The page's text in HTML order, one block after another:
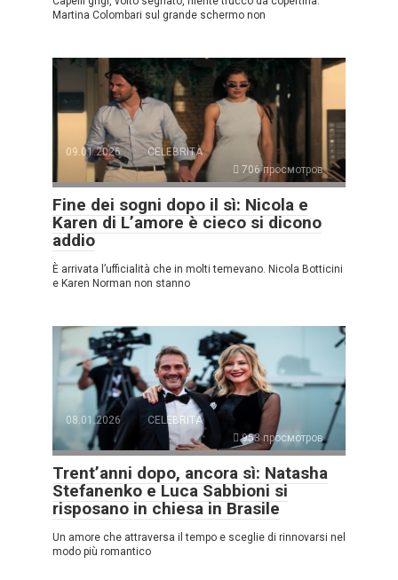
Martina Colombari sul grande schermo non
09.01.2026
CELEBRITÀ
706 просмотров
Fine dei sogni dopo il sì: Nicola e
Karen di L’amore è cieco si dicono
addio
È arrivata l’ufficialità che in molti temevano. Nicola Botticini
e Karen Norman non stanno
08.01.2026
CELEBRITÀ
953 просмотров
Trent’anni dopo, ancora sì: Natasha
Stefanenko e Luca Sabbioni si
risposano in chiesa in Brasile
Un amore che attraversa il tempo e sceglie di rinnovarsi nel
modo più romantico